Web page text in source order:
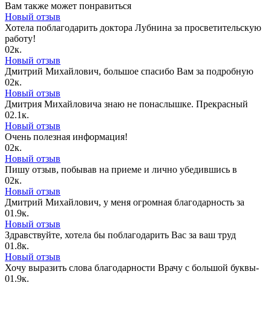
Вам также может понравиться
Новый отзыв
Хотела поблагодарить доктора Лубнина за просветительскую
работу!
02к.
Новый отзыв
Дмитрий Михайлович, большое спасибо Вам за подробную
02к.
Новый отзыв
Дмитрия Михайловича знаю не понаслышке. Прекрасный
02.1к.
Новый отзыв
Очень полезная информация!
02к.
Новый отзыв
Пишу отзыв, побывав на приеме и лично убедившись в
02к.
Новый отзыв
Дмитрий Михайлович, у меня огромная благодарность за
01.9к.
Новый отзыв
Здравствуйте, хотела бы поблагодарить Вас за ваш труд
01.8к.
Новый отзыв
Хочу выразить слова благодарности Врачу с большой буквы-
01.9к.